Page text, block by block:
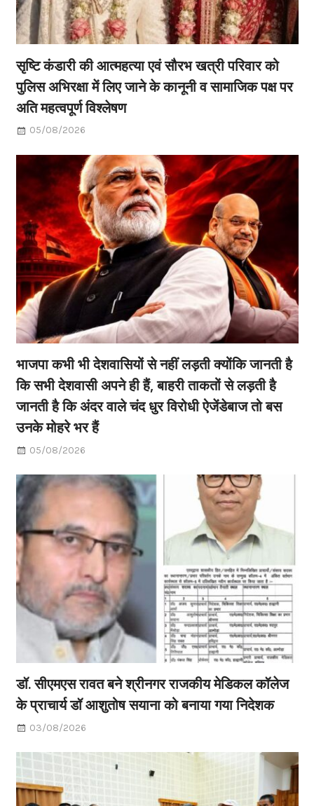
सृष्टि कंडारी की आत्महत्या एवं सौरभ खत्री परिवार को
पुलिस अभिरक्षा में लिए जाने के कानूनी व सामाजिक पक्ष पर
अति महत्वपूर्ण विश्लेषण
05/08/2026
भाजपा कभी भी देशवासियों से नहीं लड़ती क्योंकि जानती है
कि सभी देशवासी अपने ही हैं, बाहरी ताकतों से लड़ती है
जानती है कि अंदर वाले चंद धुर विरोधी ऐजेंडेबाज तो बस
उनके मोहरे भर हैं
05/08/2026
डॉ. सीएमएस रावत बने श्रीनगर राजकीय मेडिकल कॉलेज
के प्राचार्य डॉ आशुतोष सयाना को बनाया गया निदेशक
03/08/2026